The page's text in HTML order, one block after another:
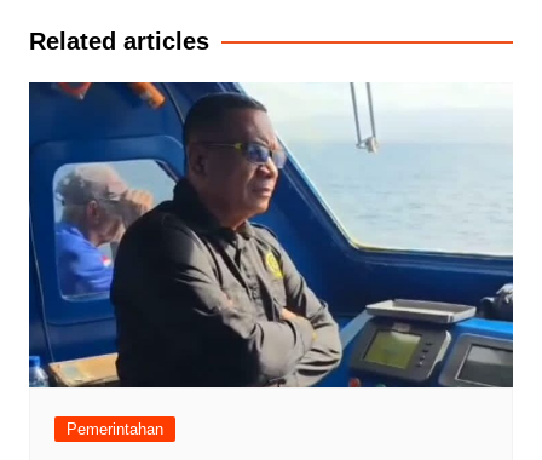
Related articles
Pemerintahan